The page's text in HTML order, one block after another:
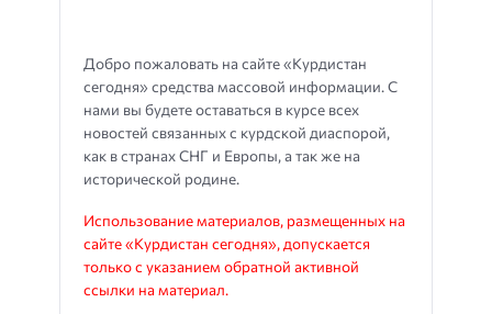
Добро пожаловать на сайте «Курдистан
сегодня» средства массовой информации. С
нами вы будете оставаться в курсе всех
новостей связанных с курдской диаспорой,
как в странах СНГ и Европы, а так же на
исторической родине.
Использование материалов, размещенных на
сайте «Курдистан сегодня», допускается
только с указанием обратной активной
ссылки на материал.